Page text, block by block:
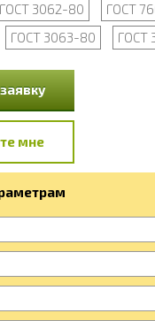
ГОСТ 3062-80
ГОСТ
ГОСТ 3063-80 ГОСТ
мне